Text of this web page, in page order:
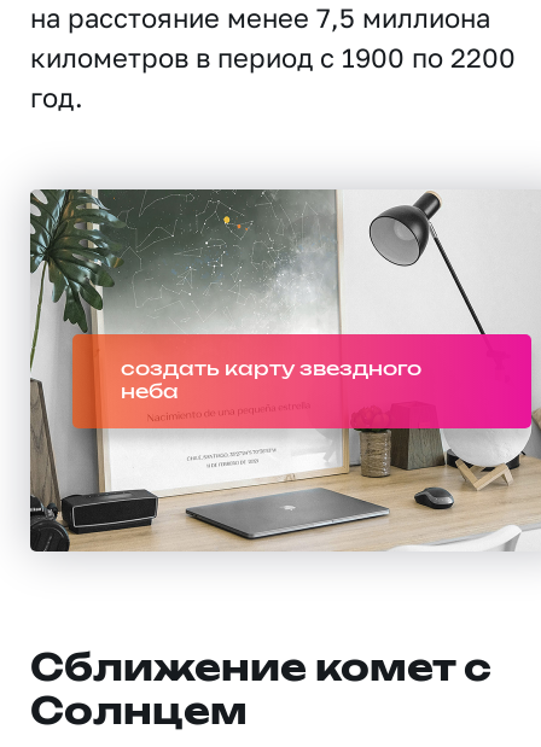
на расстояние менее 7,5 миллиона
километров в период с 1900 по 2200
год.
создать карту звездного
неба
Сближение комет с
Солнцем